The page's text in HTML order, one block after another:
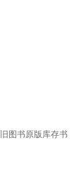
图书原版库存书